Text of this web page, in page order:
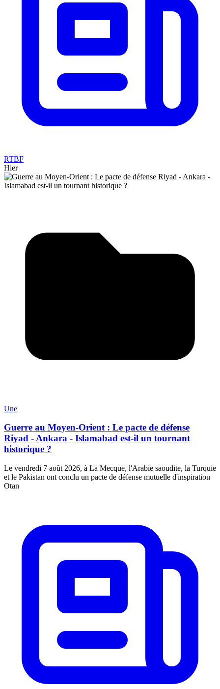
RTBF
Hier
Une
Guerre au Moyen-Orient : Le pacte de défense
Riyad - Ankara - Islamabad est-il un tournant
historique ?
Le vendredi 7 août 2026, à La Mecque, l'Arabie saoudite, la Turquie
et le Pakistan ont conclu un pacte de défense mutuelle d'inspiration
Otan